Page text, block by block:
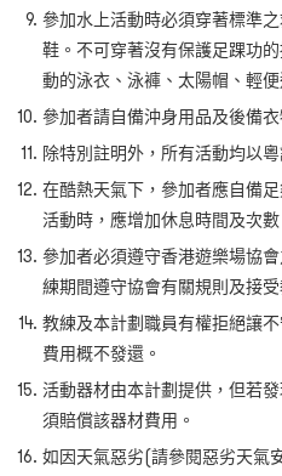
參加水上活動時必須穿著標準
鞋。不可穿著沒有保護足踝功
動的泳衣、泳褲、太陽帽、輕
參加者請自備沖身用品及後備
除特別註明外，所有活動均以粵
在酷熱天氣下，參加者應自備
活動時，應增加休息時間及次數
參加者必須遵守香港遊樂場協
練期間遵守協會有關規則及接受
教練及本計劃職員有權拒絕讓
費用概不發還。
活動器材由本計劃提供，但若
須賠償該器材費用。
如因天氣惡劣(請參閱惡劣天氣